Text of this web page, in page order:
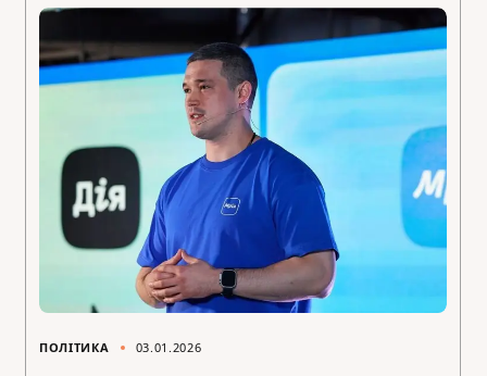
ПОЛІТИКА 03.01.2026